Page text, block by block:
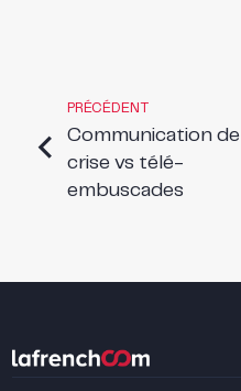
PRÉCÉDENT
Communication de
crise vs télé-
embuscades